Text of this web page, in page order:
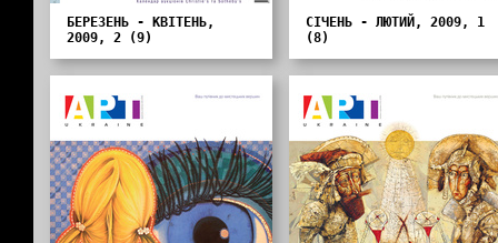
БЕРЕЗЕНЬ - КВІТЕНЬ,
2009, 2 (9)
СІЧЕНЬ - ЛЮТИЙ, 2009, 1
(8)